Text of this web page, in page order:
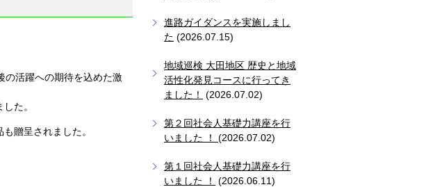
の活躍への期待を込めた激
た。
贈呈されました。
進路ガイダンスを実施しまし
た (2026.07.15)
地域巡検 大田地区 歴史と地域
活性化発見コースに行ってき
ました！
(2026.07.02)
第２回社会人基礎力講座を行
いました ！ (2026.07.02)
第１回社会人基礎力講座を行
いました ！
(2026.06.11)